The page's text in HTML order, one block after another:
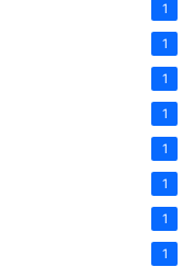
1
1
1
1
1
1
1
1